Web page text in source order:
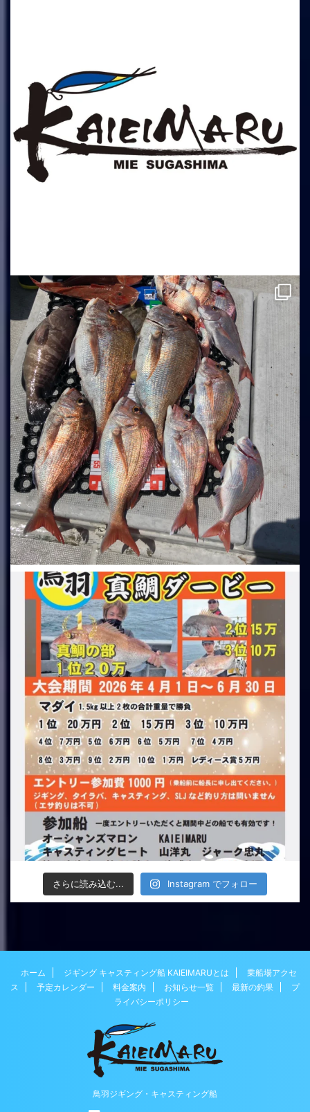
さらに読み込む... Instagram でフォロー
ホーム ジギング キャスティング船 KAIEIMARUとは
乗船場アクセ
ス
予定カレンダー 料金案内 お知らせ一覧 最新の釣果
プ
ライバシーポリシー
鳥羽ジギング・キャスティング船